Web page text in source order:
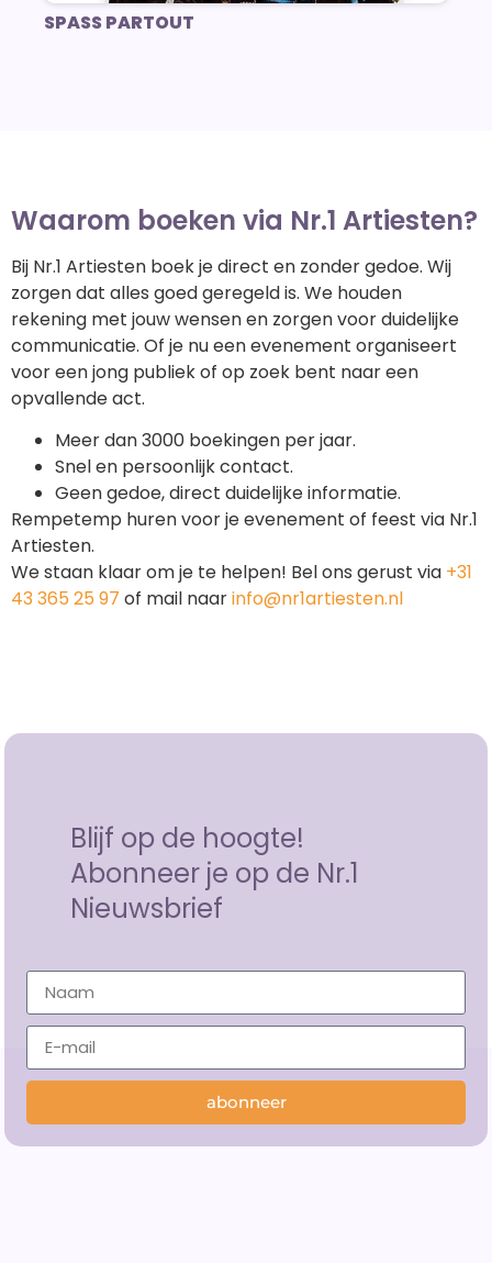
SPASS PARTOUT
Waarom boeken via Nr.1 Artiesten?
Bij Nr.1 Artiesten boek je direct en zonder gedoe. Wij
zorgen dat alles goed geregeld is. We houden
rekening met jouw wensen en zorgen voor duidelijke
communicatie. Of je nu een evenement organiseert
voor een jong publiek of op zoek bent naar een
opvallende act.
Meer dan 3000 boekingen per jaar.
Snel en persoonlijk contact.
Geen gedoe, direct duidelijke informatie.
Rempetemp huren voor je evenement of feest via Nr.1
Artiesten.
We staan klaar om je te helpen! Bel ons gerust via +31
43 365 25 97 of mail naarinfo@nr1artiesten.nl
Blijf op de hoogte!
Abonneer je op de Nr.1
Nieuwsbrief
abonneer